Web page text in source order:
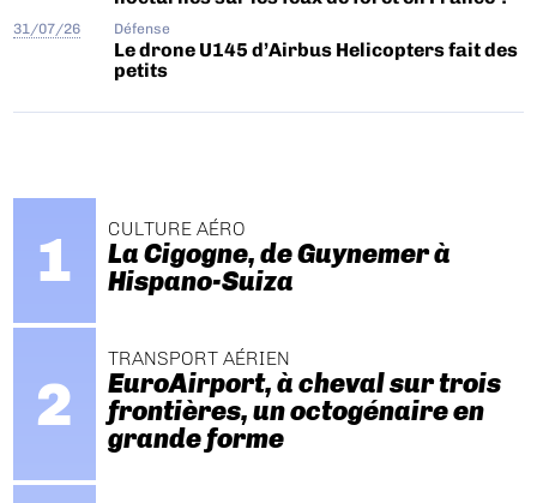
31/07/26 Défense
Le drone U145 d’Airbus Helicopters fait des
petits
CULTURE AÉRO
La Cigogne, de Guynemer à
Hispano-Suiza
TRANSPORT AÉRIEN
EuroAirport, à cheval sur trois
frontières, un octogénaire en
grande forme